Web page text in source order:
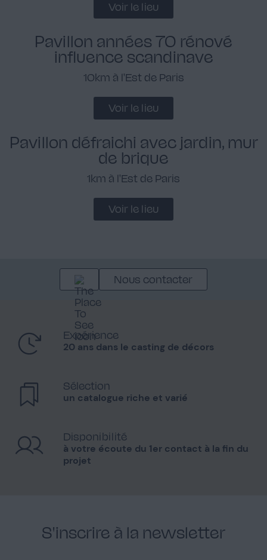
Voir le lieu
Pavillon années 70 rénové
influence scandinave
10km à l'Est de Paris
Voir le lieu
Pavillon défraichi avec jardin, mur
de brique
1km à l'Est de Paris
Voir le lieu
Nous contacter
Expérience
20 ans dans le casting de décors
Sélection
un catalogue riche et varié
Disponibilité
à votre écoute du 1er contact à la fin du
projet
S'inscrire à la newsletter